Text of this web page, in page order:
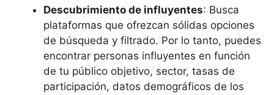
Descubrimiento de influyentes: Busca
plataformas que ofrezcan sólidas opciones
de búsqueda y filtrado. Por lo tanto, puedes
encontrar personas influyentes en función
de tu público objetivo, sector, tasas de
participación, datos demográficos de los